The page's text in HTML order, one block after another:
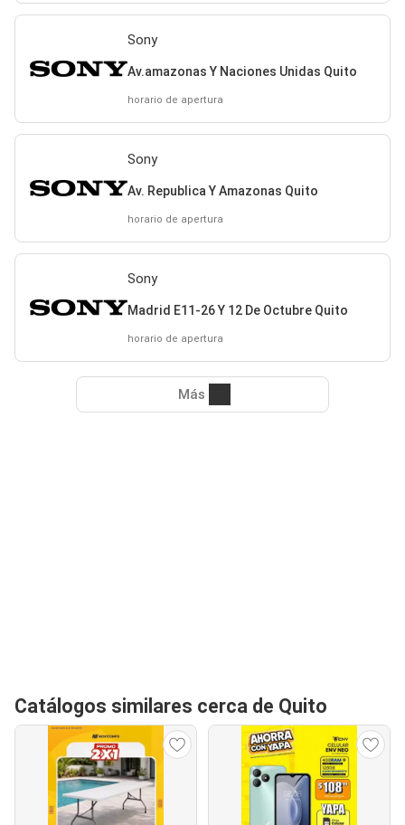
Sony
Av.amazonas Y Naciones Unidas Quito
horario de apertura
Sony
Av. Republica Y Amazonas Quito
horario de apertura
Sony
Madrid E11-26 Y 12 De Octubre Quito
horario de apertura
Más
Catálogos similares cerca de Quito